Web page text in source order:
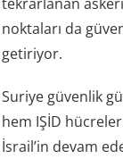
noktaları da
getiriyor.
Suriye güvenlik
hem IŞİD
İsrail’in devam